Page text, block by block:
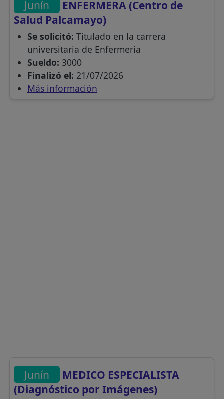
Junín
ENFERMERA (Centro de
Salud Palcamayo)
Se solicitó: Titulado en la carrera
universitaria de Enfermería
Sueldo: 3000
Finalizó el: 21/07/2026
Más información
Junín
MEDICO ESPECIALISTA
(Diagnóstico por Imágenes)